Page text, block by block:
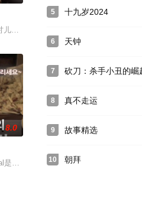
相爱过，却不得不分开的旧情人浩司。
童数量在100万-150万左右。在一些地
但是他们
夫总是每晚都不被一对热辣的女儿决定
8.0
是女性，Se-hee是男性。 世熙总是指出
5 十九岁2024
6 天钟
7 砍刀：杀手小丑的崛
8 真不走运
9 故事精选
10 朝拜